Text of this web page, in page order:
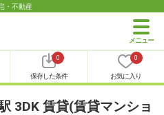
・不動産
0
保存した条件
0
お気に入り
3DK 賃貸(賃貸マンショ